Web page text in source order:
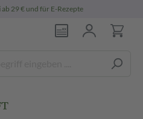
ab 29 € und für E-Rezepte